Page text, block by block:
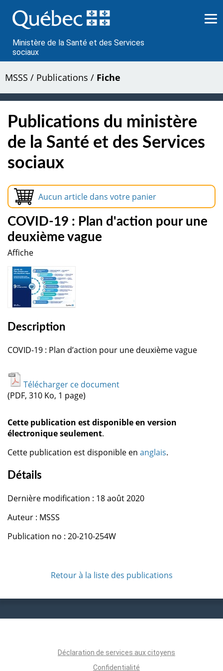
au
contenu
Ministère de la Santé et des Services
sociaux
MSSS / Publications / Fiche
Publications du ministère
de la Santé et des Services
sociaux
Aucun article dans votre panier
COVID-19 : Plan d'action pour une
deuxième vague
Affiche
Description
COVID-19 : Plan d’action pour une deuxième vague
Télécharger ce document
(PDF, 310 Ko, 1 page)
Cette publication est disponible en version
électronique seulement.
Cette publication est disponible en anglais.
Détails
Dernière modification : 18 août 2020
Auteur : MSSS
Publication no : 20-210-254W
Retour à la liste des publications
Déclaration de services aux citoyens
Confidentialité